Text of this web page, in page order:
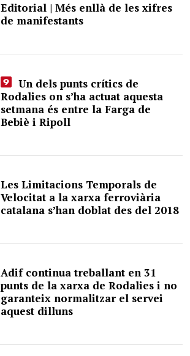
Editorial | Més enllà de les xifres
de manifestants
Un dels punts crítics de
Rodalies on s’ha actuat aquesta
setmana és entre la Farga de
Bebiè i Ripoll
Les Limitacions Temporals de
Velocitat a la xarxa ferroviària
catalana s’han doblat des del 2018
Adif continua treballant en 31
punts de la xarxa de Rodalies i no
garanteix normalitzar el servei
aquest dilluns